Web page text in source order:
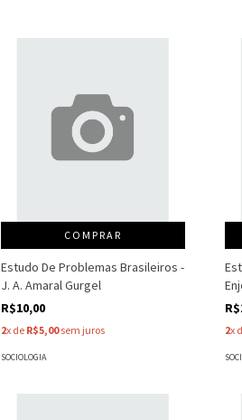
COMPRAR
Estudo De Problemas Brasileiros -
J. A. Amaral Gurgel
R$10,00
2x de R$5,00sem juros
SOCIOLOGIA
2x